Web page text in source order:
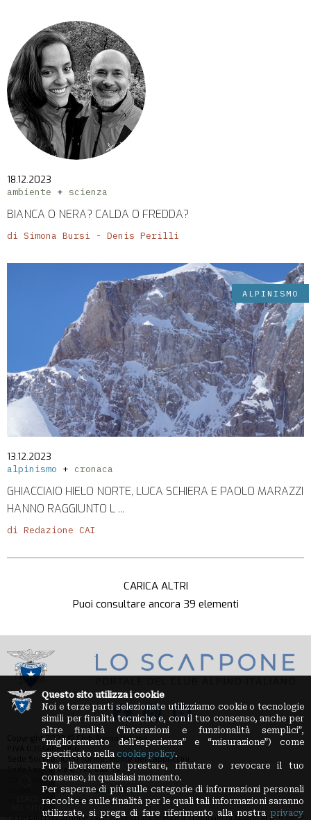
18.12.2023
ambiente
scienza
BIANCA O NERA? CALDA O FREDDA?
di Simona Bursi - Denis Perilli
ALPINISMO
13.12.2023
alpinismo
cronaca
GHIACCIAIO HIELO NORTE, LUCA SCHIERA E PAOLO MARAZZI
HANNO RAGGIUNTO L ...
di Redazione CAI
CARICA ALTRI
Puoi consultare ancora 39 elementi
Copyright 2023 © Club Alpino Italiano
P.IVA 03654880156
Sede Sociale: 10131 Torino, Monte dei Cappuccini
Sede Legale: Via E. Petrella, 19
20124 Milano
loscarpone.redazione@cai.it
Privacy Policy-Cookie Policy
Questo sito utilizza i cookie
Noi e terze parti selezionate utilizziamo cookie o tecnologie
simili per finalità tecniche e, con il tuo consenso, anche per
altre finalità (“interazioni e funzionalità semplici”,
“miglioramento dell'esperienza” e “misurazione”) come
specificato nella cookie policy.
Puoi liberamente prestare, rifiutare o revocare il tuo
consenso, in qualsiasi momento.
Per saperne di più sulle categorie di informazioni personali
raccolte e sulle finalità per le quali tali informazioni saranno
utilizzate, si prega di fare riferimento alla nostra privacy